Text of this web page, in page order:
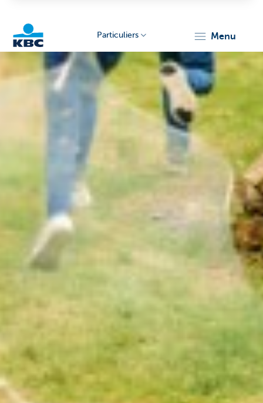
Particuliers menu